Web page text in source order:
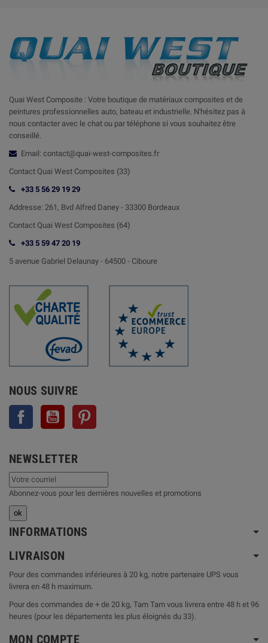
Quai West Composite : Votre boutique de matériaux composites et de
peintures professionnelles auto, bateau et industrielle. N'hésitez pas à
nous contacter avec le chat ou par téléphone si vous souhaitez être
conseillé.
Email: contact@quai-west-composites.fr
Contact Quai West Composites (33)
+33 5 56 29 19 29
Addresse: 261, Bvd Alfred Daney - 33300 Bordeaux
Contact Quai West Composites (64)
+33 5 59 47 20 19
5 avenue Gabriel Delaunay - 64500 - Ciboure
NOUS SUIVRE
Facebook YouTube
NEWSLETTER
Abonnez-vous pour les dernières nouvelles et promotions
INFORMATIONS
LIVRAISON
Pour des commandes inférieures à 20 kg, notre partenaire UPS vous
livrera en 48 h maximum.
Pour des commandes de + de 20 kg, Tam Tam vous livrera entre 48 h et 96
heures (pour les départements les plus éloignés du 33).
MON COMPTE